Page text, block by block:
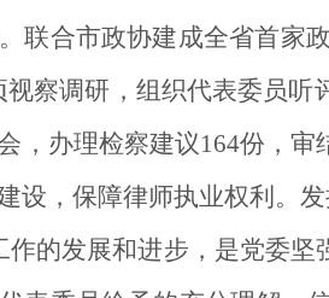
联合市政协建成全省首家
视察调研，组织代表委员
，办理检察建议164份，
设，保障律师执业权利。
作的发展和进步，是党委